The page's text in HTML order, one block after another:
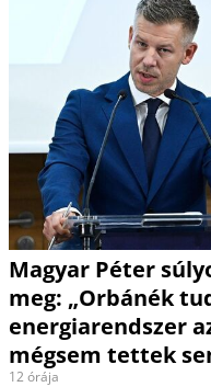
Magyar Péter
meg: „Orbánék
energiarendszer
mégsem tettek
12 órája